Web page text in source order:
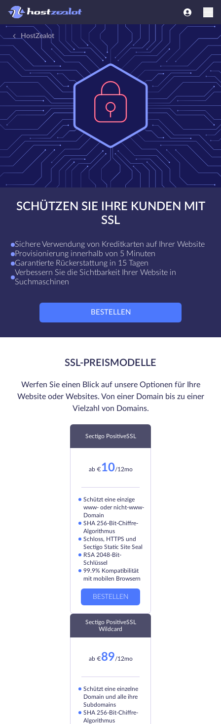
HostZealot
SCHÜTZEN SIE IHRE KUNDEN MIT
SSL
Sichere Verwendung von Kreditkarten auf Ihrer Website
Provisionierung innerhalb von 5 Minuten
Garantierte Rückerstattung in 15 Tagen
Verbessern Sie die Sichtbarkeit Ihrer Website in
Suchmaschinen
BESTELLEN
SSL-PREISMODELLE
Werfen Sie einen Blick auf unsere Optionen für Ihre
Website oder Websites. Von einer Domain bis zu einer
Vielzahl von Domains.
Sectigo PositiveSSL
ab €10/12mo
Schützt eine einzige
www- oder nicht-www-
Domain
SHA 256-Bit-Chiffre-
Algorithmus
Schloss, HTTPS und
Sectigo Static Site Seal
RSA 2048-Bit-
Schlüssel
99.9% Kompatibilität
mit mobilen Browsern
BESTELLEN
Sectigo PositiveSSL
Wildcard
ab €89/12mo
Schützt eine einzelne
Domain und alle ihre
Subdomains
SHA 256-Bit-Chiffre-
Algorithmus